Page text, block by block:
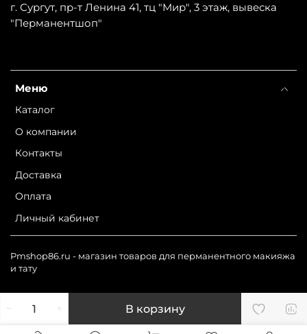
В корзину
Меню
Каталог
О компании
Контакты
Доставка
Оплата
Личный кабинет
г. Сургут, пр-т Ленина 41, тц "Мир", 3 этаж, вывеска
"Перманентшоп"
Pmshop86.ru - магазин товаров для перманентного макияжа
и тату